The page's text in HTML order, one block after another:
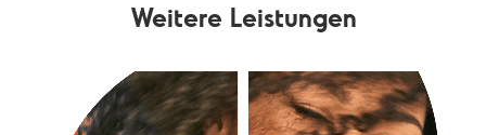
Weitere Leistungen